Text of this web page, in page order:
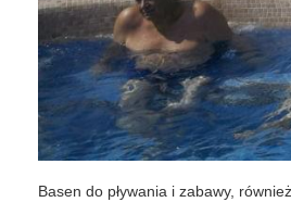
Basen do pływania i zabawy,